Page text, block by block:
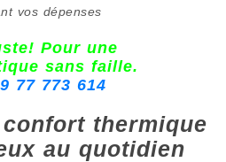
vos dépenses
Pour une
sans faille.
77 773 614
thermique
au quotidien